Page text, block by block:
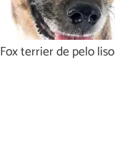
Fox terrier de pelo liso